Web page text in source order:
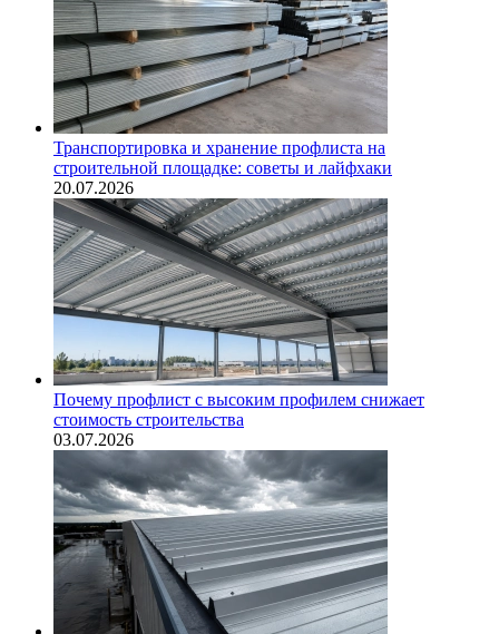
Транспортировка и хранение профлиста на
строительной площадке: советы и лайфхаки
20.07.2026
Почему профлист с высоким профилем снижает
стоимость строительства
03.07.2026